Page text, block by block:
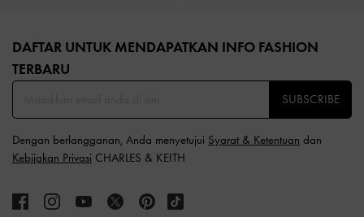
DAFTAR UNTUK MENDAPATKAN INFO FASHION
TERBARU​
SUBSCRIBE
Dengan berlangganan, Anda menyetujui Syarat & Ketentuan dan
Kebijakan Privasi CHARLES & KEITH